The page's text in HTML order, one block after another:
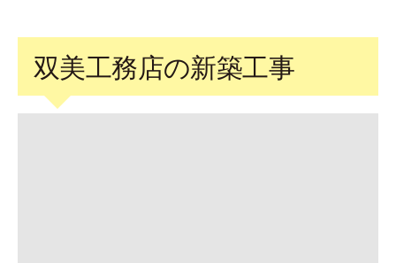
双美工務店の新築工事